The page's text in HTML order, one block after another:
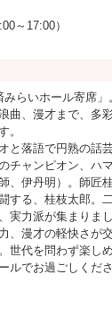
～17:00）
らいホール寄席」
曲、漫才まで、多
。
と落語で円熟の話
チャンピオン、ハ
、伊丹明）。師匠
する、桂枝太郎。
実力派が集まりまし
、漫才の軽快さが
世代を問わず楽し
ルでお過ごしくださ